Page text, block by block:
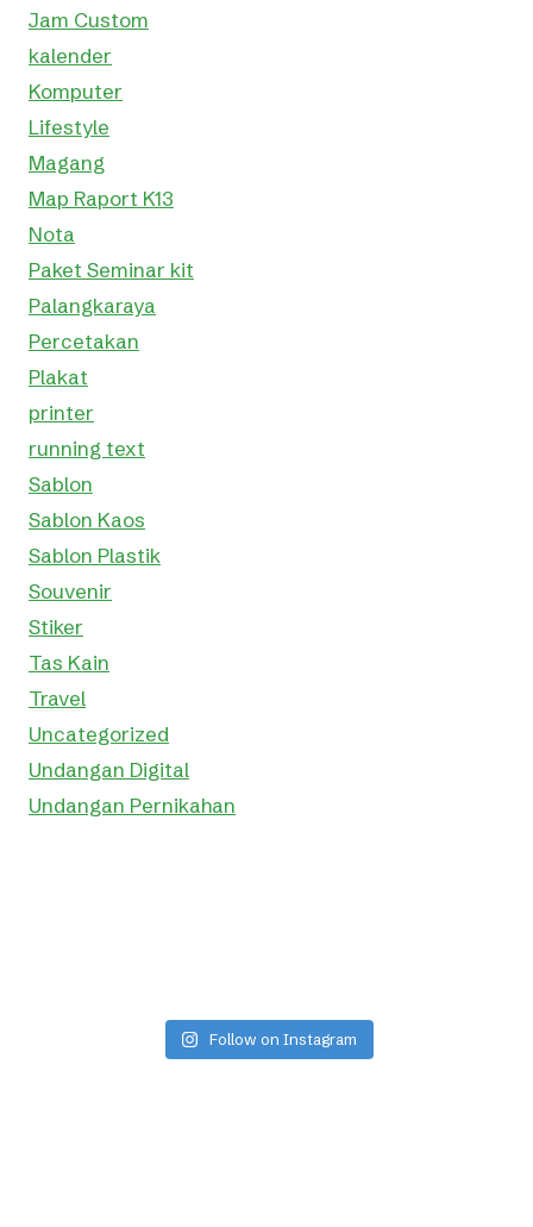
Jam Custom
kalender
Komputer
Lifestyle
Magang
Map Raport K13
Nota
Paket Seminar kit
Palangkaraya
Percetakan
Plakat
printer
running text
Sablon
Sablon Kaos
Sablon Plastik
Souvenir
Stiker
Tas Kain
Travel
Uncategorized
Undangan Digital
Undangan Pernikahan
Follow on Instagram